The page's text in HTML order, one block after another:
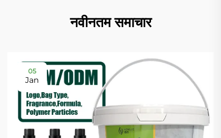
नवीनतम समाचार
05
Jan